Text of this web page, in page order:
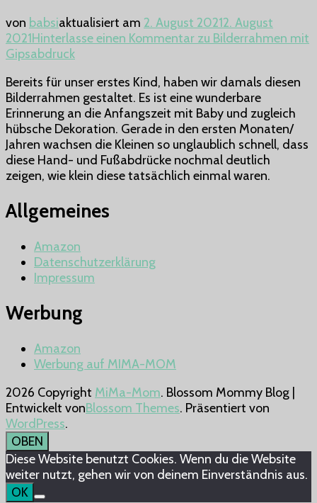
von babsiaktualisiert am 2. August 20212. August
2021Hinterlasse einen Kommentar zu Bilderrahmen mit
Gipsabdruck
Bereits für unser erstes Kind, haben wir damals diesen
Bilderrahmen gestaltet. Es ist eine wunderbare
Erinnerung an die Anfangszeit mit Baby und zugleich
hübsche Dekoration. Gerade in den ersten Monaten/
Jahren wachsen die Kleinen so unglaublich schnell, dass
diese Hand- und Fußabdrücke nochmal deutlich
zeigen, wie klein diese tatsächlich einmal waren.
Allgemeines
Amazon
Datenschutzerklärung
Impressum
Werbung
Amazon
Werbung auf MIMA-MOM
2026 Copyright MiMa-Mom. Blossom Mommy Blog |
Entwickelt vonBlossom Themes. Präsentiert von
WordPress.
OBEN
Diese Website benutzt Cookies. Wenn du die Website
weiter nutzt, gehen wir von deinem Einverständnis aus.
OK